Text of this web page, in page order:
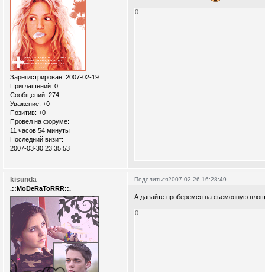
Зарегистрирован: 2007-02-19
Приглашений: 0
Сообщений: 274
Уважение: +0
Позитив: +0
Провел на форуме:
11 часов 54 минуты
Последний визит:
2007-03-30 23:35:53
0
Поделиться2007-02-26 16:28:49
kisunda
.::MoDeRaToRRR::.
А давайте проберемся на сьемояную
0